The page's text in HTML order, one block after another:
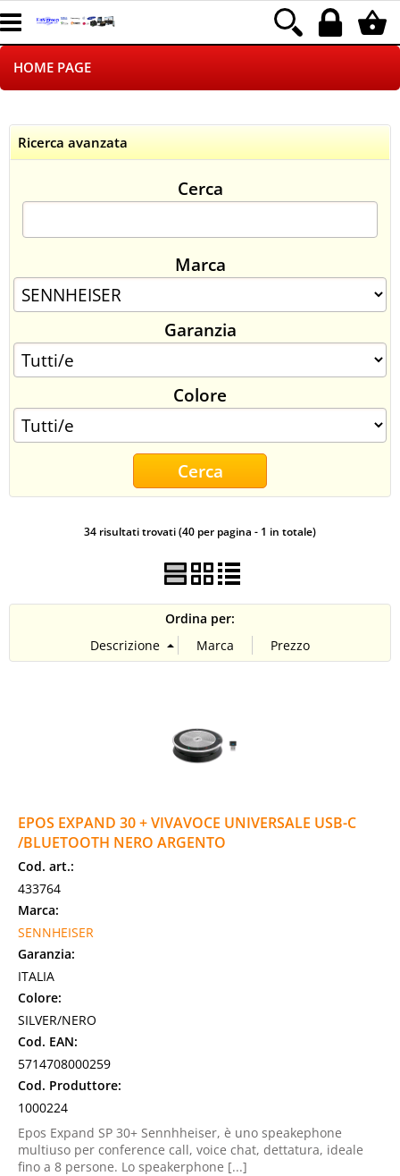
HOME PAGE
LOGISTICA
NEGOZI ON LINE
SINCRONIZZATI CON NOI
SPEDIZIONI
CONTATTI
Ricerca avanzata
Cerca
Marca
Garanzia
Colore
34 risultati trovati (40 per pagina - 1 in totale)
Ordina per:
EPOS EXPAND 30 + VIVAVOCE UNIVERSALE USB-C
/BLUETOOTH NERO ARGENTO
Cod. art.:
433764
Marca:
SENNHEISER
Garanzia:
ITALIA
Colore:
SILVER/NERO
Cod. EAN:
5714708000259
Cod. Produttore:
1000224
Epos Expand SP 30+ Sennhheiser, è uno speakephone
multiuso per conference call, voice chat, dettatura, ideale
fino a 8 persone. Lo speakerphone [...]